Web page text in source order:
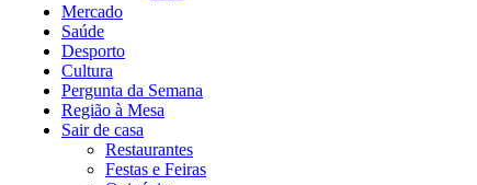
Mercado
Saúde
Desporto
Cultura
Pergunta da Semana
Região à Mesa
Sair de casa
Restaurantes
Festas e Feiras